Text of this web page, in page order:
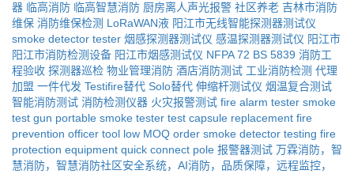
器 临高消防 临高智慧消防 厨房离人声光报警 社区养老 吉林市消防
维保 消防维保检测 LoRaWAN液 阳江市无线智能探测器测试仪
smoke detector tester 烟感探测器测试仪 感温探测器测试仪 阳江市
阳江市消防检测设备 阳江市烟感测试仪 NFPA 72 BS 5839 消防工
程验收 探测器巡检 物业管理消防 酒店消防测试 工业消防检测 代理
加盟 一件代发 Testifire替代 Solo替代 伸缩杆测试仪 烟温复合测试
智能消防测试 消防检测仪器 火灾报警测试 fire alarm tester smoke
test gun portable smoke tester test capsule replacement fire
prevention officer tool low MOQ order smoke detector testing fire
protection equipment quick connect pole 报警器测试 万霖消防，智
慧消防，智慧消防社区安全系统，AI消防，品质保障，远程监控，